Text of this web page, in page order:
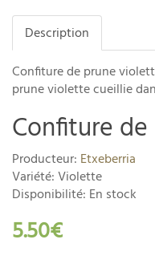
Description
Confiture de prune
prune violette cueillie
Confiture
Producteur: Etxeberria
Variété: Violette
Disponibilité: En stock
5.50€